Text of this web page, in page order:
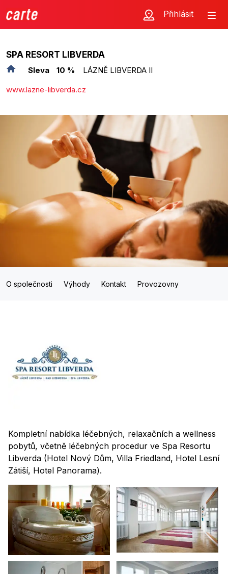
Přihlásit
SPA RESORT LIBVERDA
Sleva 10 %
LÁZNĚ LIBVERDA II
www.lazne-libverda.cz
O společnosti Výhody Kontakt Provozovny
Kompletní nabídka léčebných, relaxačních a wellness
pobytů, včetně léčebných procedur ve Spa Resortu
Libverda (Hotel Nový Dům, Villa Friedland, Hotel Lesní
Zátiší, Hotel Panorama).